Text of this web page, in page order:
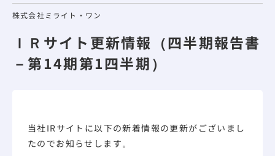
株式会社ミライト・ワン
ＩＲサイト更新情報（四半期報告書
－第14期第1四半期）
当社IRサイトに以下の新着情報の更新がございまし
たのでお知らせします。